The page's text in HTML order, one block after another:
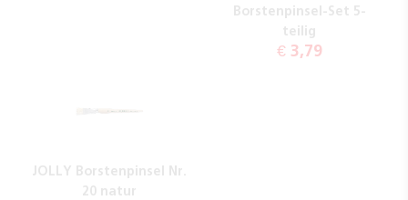
Borstenpinsel-Set 5-
teilig
€ 3,79
JOLLY Borstenpinsel Nr.
20 natur